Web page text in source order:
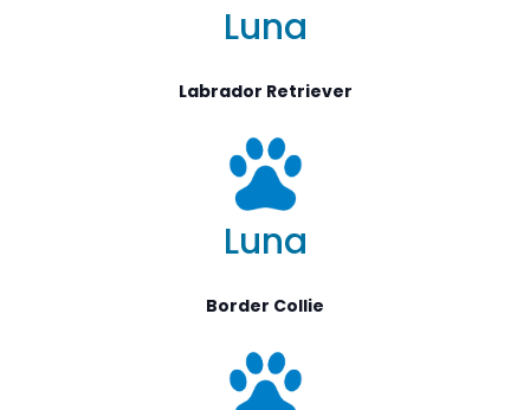
Luna
Labrador Retriever
Luna
Border Collie